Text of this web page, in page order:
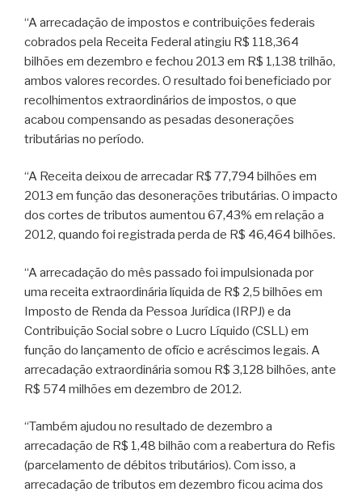
“A arrecadação de impostos e contribuições federais
cobrados pela Receita Federal atingiu R$ 118,364
bilhões em dezembro e fechou 2013 em R$ 1,138 trilhão,
ambos valores recordes. O resultado foi beneficiado por
recolhimentos extraordinários de impostos, o que
acabou compensando as pesadas desonerações
tributárias no período.
“A Receita deixou de arrecadar R$ 77,794 bilhões em
2013 em função das desonerações tributárias. O impacto
dos cortes de tributos aumentou 67,43% em relação a
2012, quando foi registrada perda de R$ 46,464 bilhões.
“A arrecadação do mês passado foi impulsionada por
uma receita extraordinária líquida de R$ 2,5 bilhões em
Imposto de Renda da Pessoa Jurídica (IRPJ) e da
Contribuição Social sobre o Lucro Líquido (CSLL) em
função do lançamento de ofício e acréscimos legais. A
arrecadação extraordinária somou R$ 3,128 bilhões, ante
R$ 574 milhões em dezembro de 2012.
“Também ajudou no resultado de dezembro a
arrecadação de R$ 1,48 bilhão com a reabertura do Refis
(parcelamento de débitos tributários). Com isso, a
arrecadação de tributos em dezembro ficou acima dos